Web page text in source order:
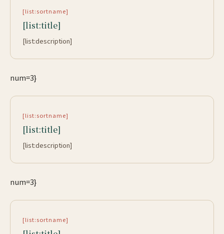
[list:sortname]
[list:title]
[list:description]
num=3}
[list:sortname]
[list:title]
[list:description]
num=3}
[list:sortname]